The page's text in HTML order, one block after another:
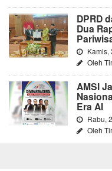
DPRD
Dua
Kamis,
Oleh
AMSI
Era AI
Rabu,
Oleh